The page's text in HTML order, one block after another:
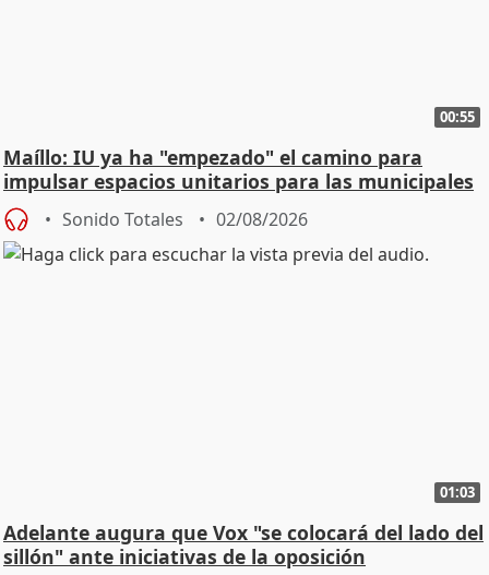
00:55
Maíllo: IU ya ha "empezado" el camino para
impulsar espacios unitarios para las municipales
Sonido Totales 02/08/2026
01:03
Adelante augura que Vox "se colocará del lado del
sillón" ante iniciativas de la oposición